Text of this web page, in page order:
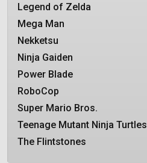
Legend of Zelda
Mega Man
Nekketsu
Ninja Gaiden
Power Blade
RoboCop
Super Mario Bros.
Teenage Mutant Ninja Turtles
The Flintstones